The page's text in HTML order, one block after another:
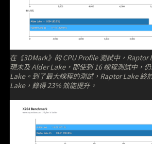
在《3DMark》的 CPU Profile 測試中，Raptor
現未及 Alder Lake，即使到 16 線程測試中，
Lake。到了最大線程的測試，Raptor Lake 終
Lake，錄得 23% 效能提升。